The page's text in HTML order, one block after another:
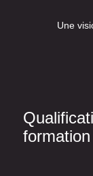
Une
formation